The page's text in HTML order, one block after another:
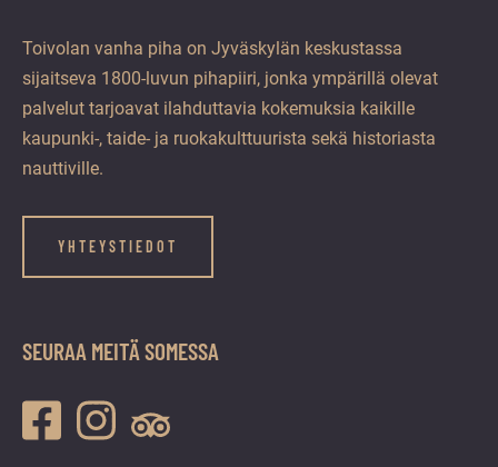
Toivolan vanha piha on Jyväskylän keskustassa
sijaitseva 1800-luvun pihapiiri, jonka ympärillä olevat
palvelut tarjoavat ilahduttavia kokemuksia kaikille
kaupunki-, taide- ja ruokakulttuurista sekä historiasta
nauttiville.
YHTEYSTIEDOT
SEURAA MEITÄ SOMESSA